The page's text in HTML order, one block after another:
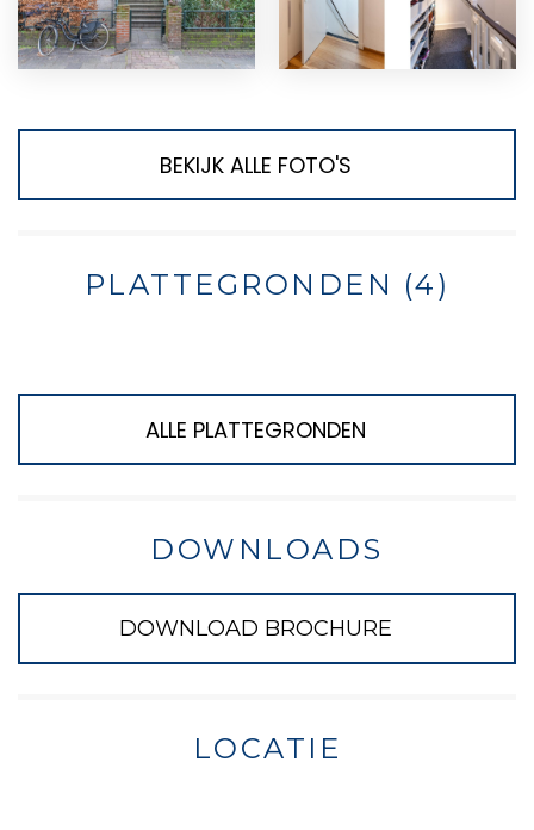
BEKIJK ALLE FOTO'S
PLATTEGRONDEN (4)
ALLE PLATTEGRONDEN
DOWNLOADS
DOWNLOAD BROCHURE
LOCATIE